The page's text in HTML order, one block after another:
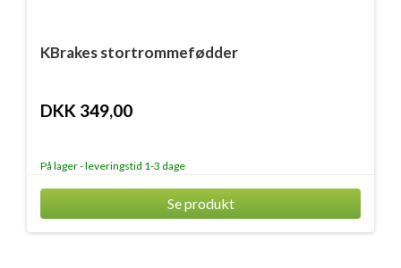
KBrakes stortrommefødder
DKK 349,00
På lager - leveringstid 1-3 dage
Se produkt